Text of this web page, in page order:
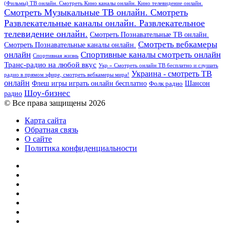
(Фильмы) ТВ онлайн. Смотреть Кино каналы онлайн. Кино телевидение онлайн.
Смотреть Музыкальные ТВ онлайн. Смотреть
Развлекательные каналы онлайн. Развлекательное
телевидение онлайн. Смотреть Познавательные ТВ онлайн.
Смотреть Познавательные каналы онлайн. Смотреть вебкамеры
онлайн Спортивная жизнь Спортивные каналы смотреть онлайн
Транс-радио на любой вкус Укр » Смотреть онлайн ТВ бесплатно и слушать
радио в прямом эфире, смотреть вебкамеры мира! Украина - смотреть ТВ
онлайн Флеш игры играть онлайн бесплатно Фолк радио Шансон
радио Шоу-бизнес
© Все права защищены 2026
Карта сайта
Обратная связь
О сайте
Политика конфиденциальности